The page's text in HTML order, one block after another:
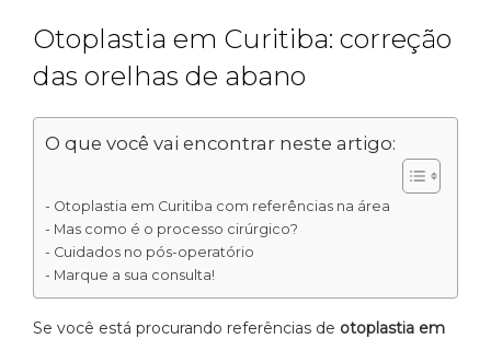
Otoplastia em Curitiba: correção
das orelhas de abano
O que você vai encontrar neste artigo:
Otoplastia em Curitiba com referências na área
Mas como é o processo cirúrgico?
Cuidados no pós-operatório
Marque a sua consulta!
Se você está procurando referências de otoplastia em